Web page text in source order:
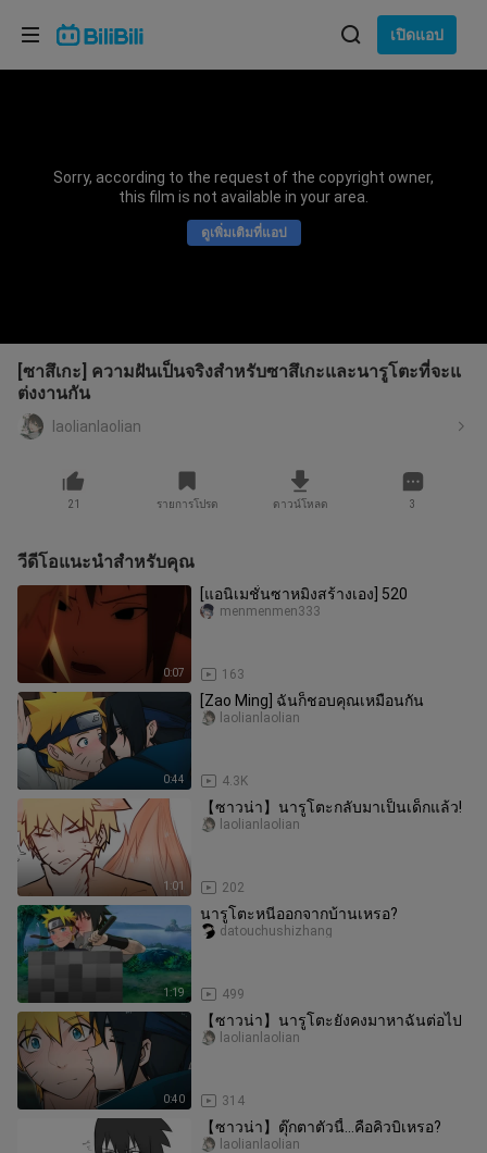
เปิดแอป
Sorry, according to the request of the copyright owner,
this film is not available in your area.
ดูเพิ่มเติมที่แอป
[ซาสึเกะ] ความฝันเป็นจริงสำหรับซาสึเกะและนารูโตะที่จะแ
ต่งงานกัน
laolianlaolian
21 รายการโปรด ดาวน์โหลด 3
วีดีโอแนะนำสำหรับคุณ
0:07
[แอนิเมชั่นซาหมิงสร้างเอง] 520
163
menmenmen333
0:44
[Zao Ming] ฉันก็ชอบคุณเหมือนกัน
4.3K
laolianlaolian
1:01
【ซาวน่า】นารูโตะกลับมาเป็นเด็กแล้ว!
202
laolianlaolian
1:19
นารูโตะหนีออกจากบ้านเหรอ?
499
datouchushizhang
0:40
【ซาวน่า】นารูโตะยังคงมาหาฉันต่อไป
314
laolianlaolian
【ซาวน่า】ตุ๊กตาตัวนี้...คือคิวบิเหรอ?
laolianlaolian
เลือกภาษา